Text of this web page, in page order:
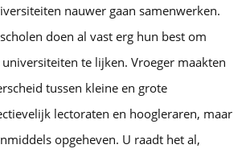
nauwer gaan samenwerken.
doen al vast erg hun best om
te lijken. Vroeger maakten
tussen kleine en grote
lectoraten en hoogleraren, maar
opgeheven. U raadt het al,